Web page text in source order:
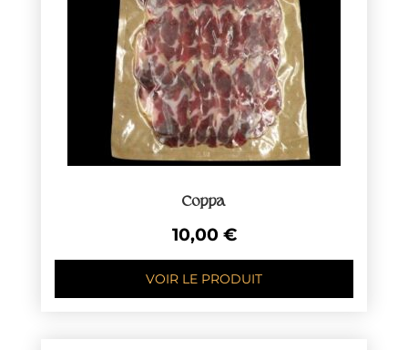
Coppa
10,00 €
VOIR LE PRODUIT